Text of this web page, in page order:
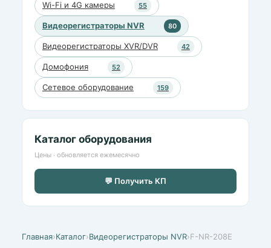
Wi-Fi и 4G камеры 55
Видеорегистраторы NVR 80
Видеорегистраторы XVR/DVR 42
Домофония 52
Сетевое оборудование 159
Каталог оборудования
Цены · обновляется ежемесячно
💬 Получить КП
Главная›Каталог›Видеорегистраторы NVR›F-NR-208E